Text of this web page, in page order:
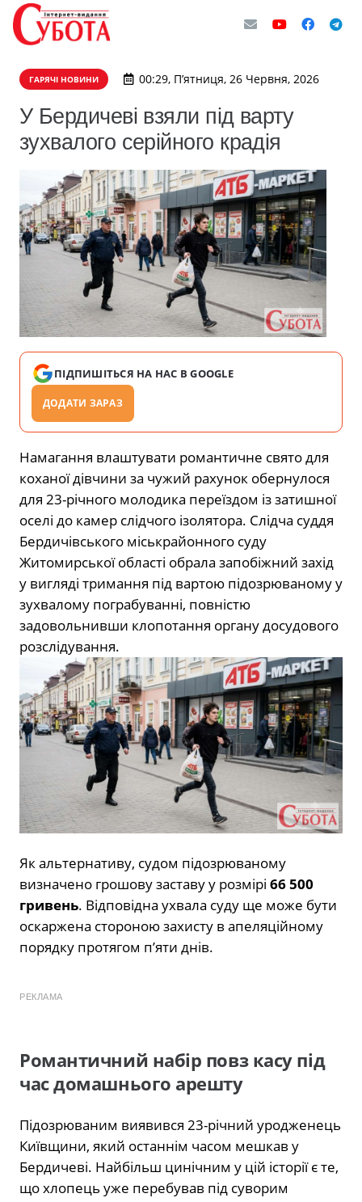
ГАРЯЧІ НОВИНИ 00:29, П’ятниця, 26 Червня, 2026
У Бердичеві взяли під варту
зухвалого серійного крадія
ПІДПИШІТЬСЯ НА НАС В GOOGLE
ДОДАТИ ЗАРАЗ
Намагання влаштувати романтичне свято для
коханої дівчини за чужий рахунок обернулося
для 23-річного молодика переїздом із затишної
оселі до камер слідчого ізолятора. Слідча суддя
Бердичівського міськрайонного суду
Житомирської області обрала запобіжний захід
у вигляді тримання під вартою підозрюваному у
зухвалому пограбуванні, повністю
задовольнивши клопотання органу досудового
розслідування.
Як альтернативу, судом підозрюваному
визначено грошову заставу у розмірі 66 500
гривень. Відповідна ухвала суду ще може бути
оскаржена стороною захисту в апеляційному
порядку протягом п’яти днів.
РЕКЛАМА
Романтичний набір повз касу під
час домашнього арешту
Підозрюваним виявився 23-річний уродженець
Київщини, який останнім часом мешкав у
Бердичеві. Найбільш цинічним у цій історії є те,
що хлопець уже перебував під суворим